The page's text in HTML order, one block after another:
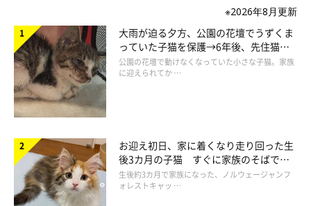
※2026年8月更新
大雨が迫る夕方、公園の花壇でうずくま
っていた子猫を保護→6年後、先住猫
と“姉妹”のような関係に
公園の花壇で動けなくなっていた小さな子猫。家族
に迎えられてか …
お迎え初日、家に着くなり走り回った生
後3カ月の子猫 すぐに家族のそばで落
ち着く姿に「迎えてよかった」
生後約3カ月で家族になった、ノルウェージャンフ
ォレストキャッ …